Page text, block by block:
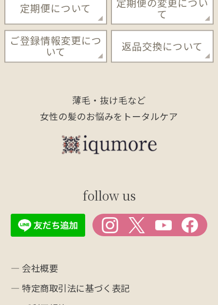
定期便について
て
ご登録情報変更につ
いて 返品交換について
薄毛・抜け毛など
女性の髪のお悩みをトータルケア
follow us
― 会社概要
― 特定商取引法に基づく表記